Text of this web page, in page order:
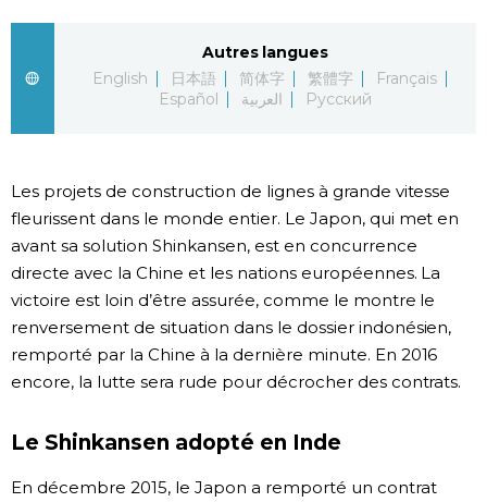
En plus
Données
Séries
Autres langues
English
日本語 简体字 繁體字
Français
Español
العربية Русский
Les projets de construction de lignes à grande vitesse
fleurissent dans le monde entier. Le Japon, qui met en
avant sa solution Shinkansen, est en concurrence
directe avec la Chine et les nations européennes. La
victoire est loin d’être assurée, comme le montre le
renversement de situation dans le dossier indonésien,
remporté par la Chine à la dernière minute. En 2016
encore, la lutte sera rude pour décrocher des contrats.
Le Shinkansen adopté en Inde
En décembre 2015, le Japon a remporté un contrat